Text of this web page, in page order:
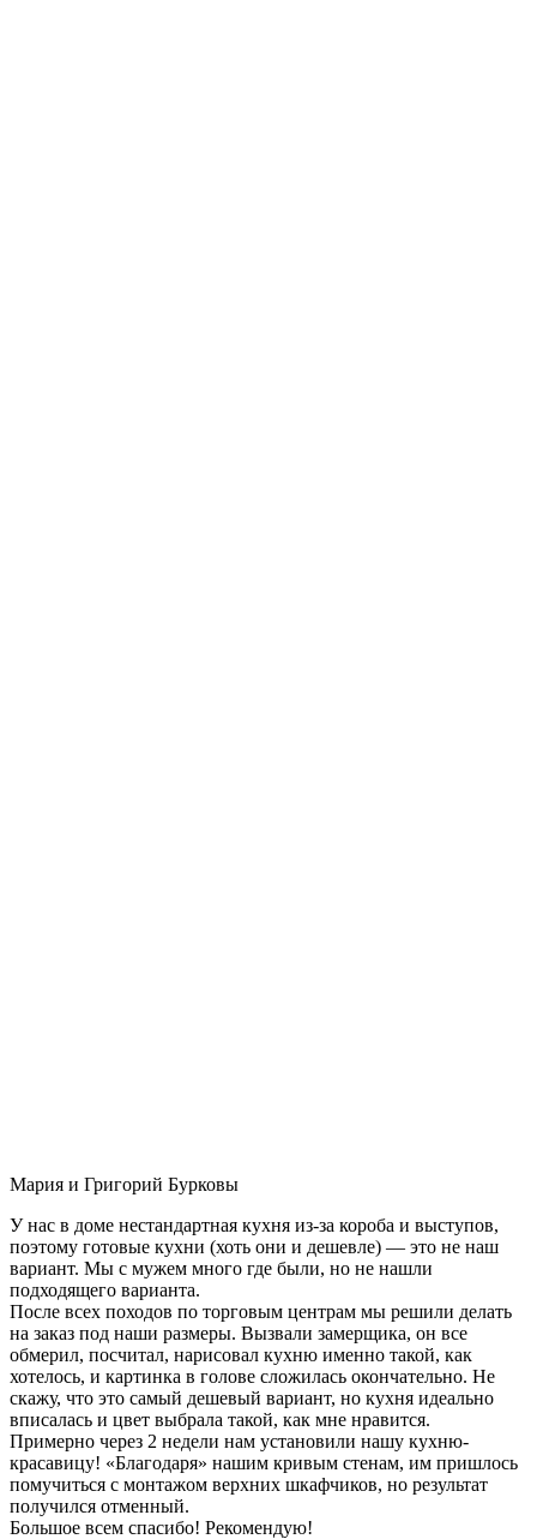
Мария и Григорий Бурковы
У нас в доме нестандартная кухня из-за короба и выступов,
поэтому готовые кухни (хоть они и дешевле) — это не наш
вариант. Мы с мужем много где были, но не нашли
подходящего варианта.
После всех походов по торговым центрам мы решили делать
на заказ под наши размеры. Вызвали замерщика, он все
обмерил, посчитал, нарисовал кухню именно такой, как
хотелось, и картинка в голове сложилась окончательно. Не
скажу, что это самый дешевый вариант, но кухня идеально
вписалась и цвет выбрала такой, как мне нравится.
Примерно через 2 недели нам установили нашу кухню-
красавицу! «Благодаря» нашим кривым стенам, им пришлось
помучиться с монтажом верхних шкафчиков, но результат
получился отменный.
Большое всем спасибо! Рекомендую!